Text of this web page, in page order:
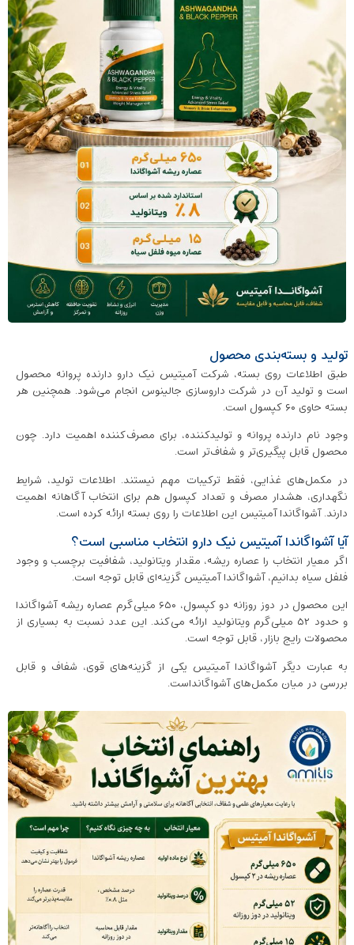
تولید و بسته‌بندی محصول
طبق اطلاعات روی بسته، شرکت آمیتیس نیک دارو دارنده پروانه محصول
است و تولید آن در شرکت داروسازی جالینوس انجام می‌شود. همچنین هر
بسته حاوی ۶۰ کپسول است.
وجود نام دارنده پروانه و تولیدکننده، برای مصرف‌کننده اهمیت دارد. چون
محصول قابل پیگیری‌تر و شفاف‌تر است.
در مکمل‌های غذایی، فقط ترکیبات مهم نیستند. اطلاعات تولید، شرایط
نگهداری، هشدار مصرف و تعداد کپسول هم برای انتخاب آگاهانه اهمیت
دارند. آشواگاندا آمیتیس این اطلاعات را روی بسته ارائه کرده است.
آیا آشواگاندا آمیتیس نیک دارو انتخاب مناسبی است؟
اگر معیار انتخاب را عصاره ریشه، مقدار ویتانولید، شفافیت برچسب و وجود
فلفل سیاه بدانیم، آشواگاندا آمیتیس گزینه‌ای قابل توجه است.
این محصول در دوز روزانه دو کپسول، ۶۵۰ میلی‌گرم عصاره ریشه آشواگاندا
و حدود ۵۲ میلی‌گرم ویتانولید ارائه می‌کند. این عدد نسبت به بسیاری از
محصولات رایج بازار، قابل توجه است.
به عبارت دیگر آشواگاندا آمیتیس یکی از گزینه‌های قوی، شفاف و قابل
بررسی در میان مکمل‌های آشواگانداست.